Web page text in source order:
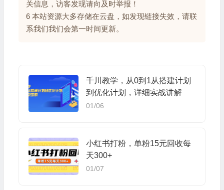
关信息，访客发现请向及时举报！
6 本站资源大多存储在云盘，如发现链接失效，请联
系我们我们会第一时间更新。
千川教学，从0到1从搭建计划
到优化计划，详细实战讲解
01/06
小红书打粉，单粉15元回收每
天300+
01/07